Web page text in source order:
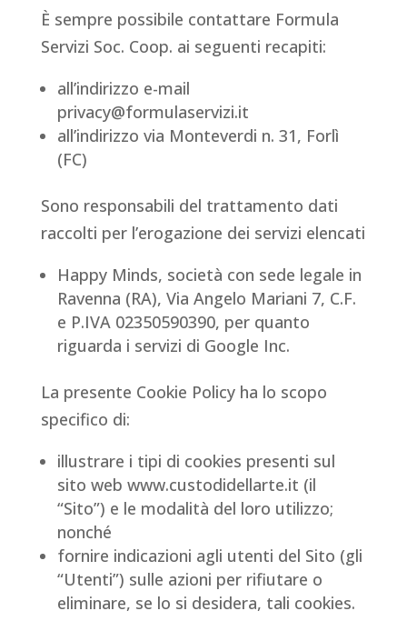
È sempre possibile contattare Formula
Servizi Soc. Coop. ai seguenti recapiti:
all’indirizzo e-mail
privacy@formulaservizi.it
all’indirizzo via Monteverdi n. 31, Forlì
(FC)
Sono responsabili del trattamento dati
raccolti per l’erogazione dei servizi elencati
Happy Minds, società con sede legale in
Ravenna (RA), Via Angelo Mariani 7, C.F.
e P.IVA 02350590390, per quanto
riguarda i servizi di Google Inc.
La presente Cookie Policy ha lo scopo
specifico di:
illustrare i tipi di cookies presenti sul
sito web www.custodidellarte.it (il
“Sito”) e le modalità del loro utilizzo;
nonché
fornire indicazioni agli utenti del Sito (gli
“Utenti”) sulle azioni per rifiutare o
eliminare, se lo si desidera, tali cookies.